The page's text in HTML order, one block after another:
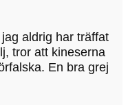
aldrig har träffat
tror att kineserna
En bra grej